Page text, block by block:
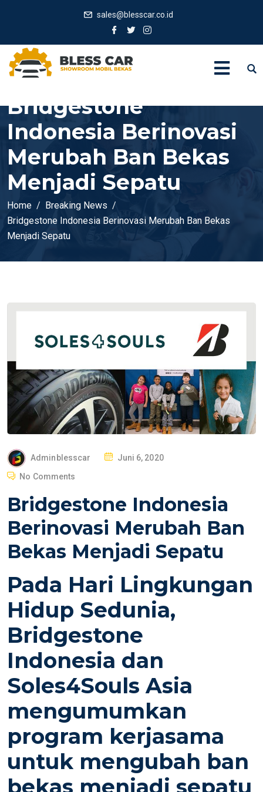
sales@blesscar.co.id
Bridgestone
Indonesia Berinovasi
Merubah Ban Bekas
Menjadi Sepatu
Home
Breaking News
Bridgestone Indonesia Berinovasi Merubah Ban Bekas
Menjadi Sepatu
Adminblesscar
T
O
N
Juni 6, 2020
No Comments
Bridgestone Indonesia
Berinovasi Merubah Ban
Bekas Menjadi Sepatu
Pada Hari Lingkungan
Hidup Sedunia,
Bridgestone
Indonesia dan
Soles4Souls Asia
mengumumkan
program kerjasama
untuk mengubah ban